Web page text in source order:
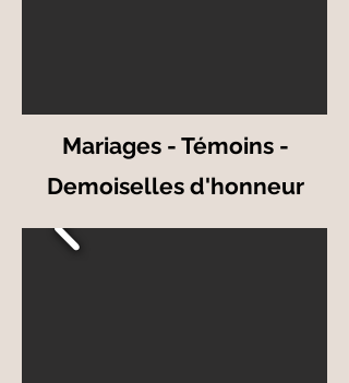
Mariages - Témoins -
Demoiselles d'honneur